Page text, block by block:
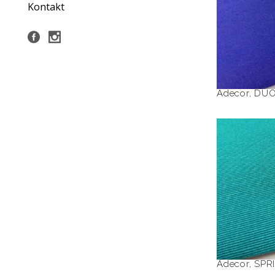
Kontakt
Adecor, DUO
Adecor,